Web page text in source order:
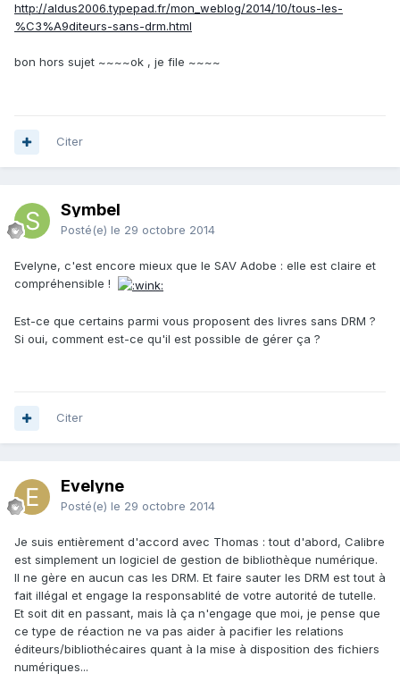
http://aldus2006.typepad.fr/mon_weblog/2014/10/tous-les-
%C3%A9diteurs-sans-drm.html
bon hors sujet ~~~~ok , je file ~~~~
Citer
Symbel
Posté(e) le 29 octobre 2014
Evelyne, c'est encore mieux que le SAV Adobe : elle est claire et
compréhensible !
Est-ce que certains parmi vous proposent des livres sans DRM ?
Si oui, comment est-ce qu'il est possible de gérer ça ?
Citer
Evelyne
Posté(e) le 29 octobre 2014
Je suis entièrement d'accord avec Thomas : tout d'abord, Calibre
est simplement un logiciel de gestion de bibliothèque numérique.
Il ne gère en aucun cas les DRM. Et faire sauter les DRM est tout à
fait illégal et engage la responsablité de votre autorité de tutelle.
Et soit dit en passant, mais là ça n'engage que moi, je pense que
ce type de réaction ne va pas aider à pacifier les relations
éditeurs/bibliothécaires quant à la mise à disposition des fichiers
numériques...